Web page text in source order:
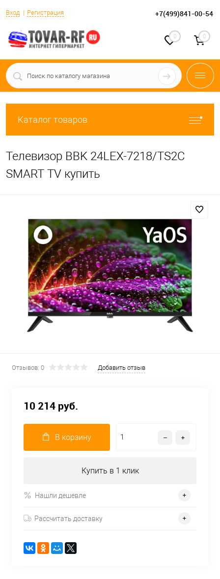
Вход Регистрация +7(499)841-00-54
0 0
Каталог товаров
Телевизор BBK 24LEX-7218/TS2C
SMART TV купить
Отзывов: 0 Добавить отзыв
10 214 руб.
В корзину
Купить в 1 клик
Нашли дешевле
Рассчитать доставку